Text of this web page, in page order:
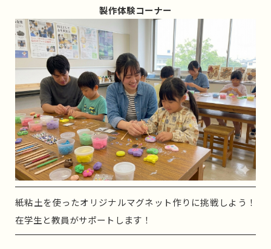
製作体験コーナー
紙粘土を使ったオリジナルマグネット作りに挑戦しよう！
在学生と教員がサポートします！